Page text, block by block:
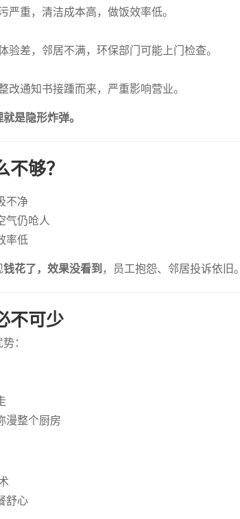
严重，清洁成本高，做饭效率低。
验差，邻居不满，环保部门可能上门检查。
改通知书接踵而来，严重影响营业。
是隐形炸弹。
够？
不净
气仍呛人
率低
钱花了，效果没看到 ，员工抱怨、邻居投诉依旧。
不可少
：
漫整个厨房
舒心